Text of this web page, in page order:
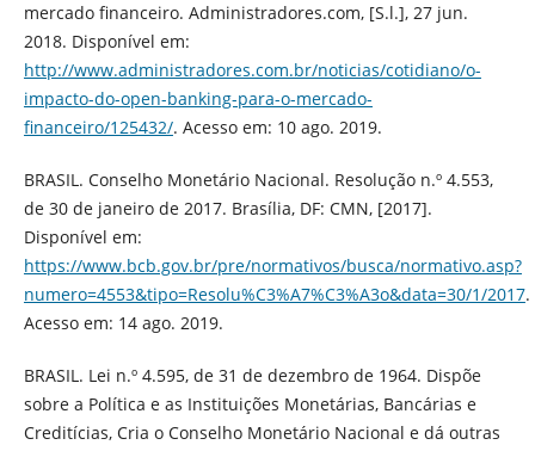
mercado financeiro. Administradores.com, [S.l.], 27 jun.
2018. Disponível em:
http://www.administradores.com.br/noticias/cotidiano/o-
impacto-do-open-banking-para-o-mercado-
financeiro/125432/. Acesso em: 10 ago. 2019.
BRASIL. Conselho Monetário Nacional. Resolução n.º 4.553,
de 30 de janeiro de 2017. Brasília, DF: CMN, [2017].
Disponível em:
https://www.bcb.gov.br/pre/normativos/busca/normativo.asp?
numero=4553&tipo=Resolu%C3%A7%C3%A3o&data=30/1/2017.
Acesso em: 14 ago. 2019.
BRASIL. Lei n.º 4.595, de 31 de dezembro de 1964. Dispõe
sobre a Política e as Instituições Monetárias, Bancárias e
Creditícias, Cria o Conselho Monetário Nacional e dá outras